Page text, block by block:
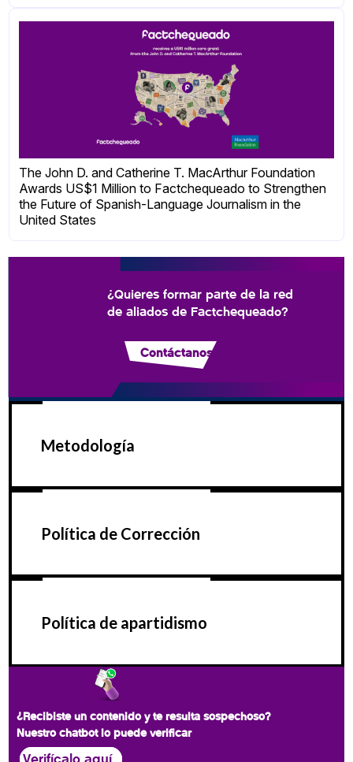
The John D. and Catherine T. MacArthur Foundation
Awards US$1 Million to Factchequeado to Strengthen
the Future of Spanish-Language Journalism in the
United States
¿Quieres formar parte de la red
de aliados de Factchequeado?
Contáctanos
Metodología
Política de Corrección
Política de apartidismo
¿Recibiste un contenido y te resulta sospechoso?
Nuestro chatbot lo puede verificar